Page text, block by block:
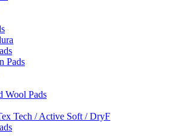
Pads
Wool Pads
Tech / Active Soft / DryF